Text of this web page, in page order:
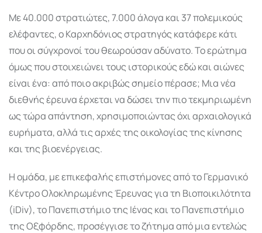
Με 40.000 στρατιώτες, 7.000 άλογα και 37 πολεμικούς
ελέφαντες, ο Καρχηδόνιος στρατηγός κατάφερε κάτι
που οι σύγχρονοί του θεωρούσαν αδύνατο. Το ερώτημα
όμως που στοιχειώνει τους ιστορικούς εδώ και αιώνες
είναι ένα: από ποιο ακριβώς σημείο πέρασε; Μια νέα
διεθνής έρευνα έρχεται να δώσει την πιο τεκμηριωμένη
ως τώρα απάντηση, χρησιμοποιώντας όχι αρχαιολογικά
ευρήματα, αλλά τις αρχές της οικολογίας της κίνησης
και της βιοενέργειας.
Η ομάδα, με επικεφαλής επιστήμονες από το Γερμανικό
Κέντρο Ολοκληρωμένης Έρευνας για τη Βιοποικιλότητα
(iDiv), το Πανεπιστήμιο της Ιένας και το Πανεπιστήμιο
της Οξφόρδης, προσέγγισε το ζήτημα από μια εντελώς